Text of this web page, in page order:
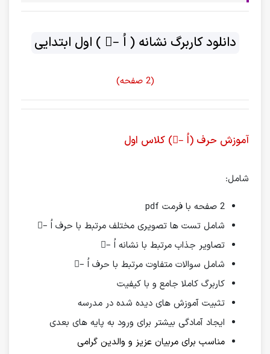
دانلود کاربرگ نشانه ( اُ –ُ ) اول ابتدایی
(2 صفحه)
آموزش حرف (اُ –ُ) کلاس اول
شامل:
2 صفحه با فرمت pdf
شامل تست ها تصویری مختلف مرتبط با حرف اُ –ُ
تصاویر جذاب مرتبط با نشانه اُ –ُ
شامل سوالات متفاوت مرتبط با حرف اُ –ُ
کاربرگ کاملا جامع و با کیفیت
تثبیت آموزش های دیده شده در مدرسه
ایجاد آمادگی بیشتر برای ورود به پایه های بعدی
مناسب برای مربیان عزیز و والدین گرامی